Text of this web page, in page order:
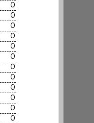
0
0
0
0
0
0
0
0
0
0
0
0